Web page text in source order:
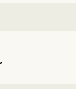
fått tag på?